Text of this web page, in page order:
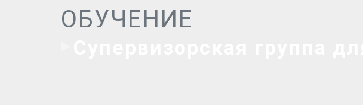
ОБУЧЕНИЕ